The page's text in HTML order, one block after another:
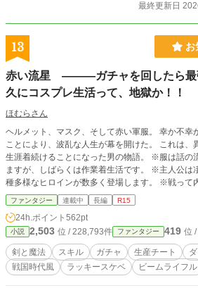
最終更新日
13 お
赤い流星 ―――ガチャを回したら最
久にコスプレ生活って、地獄か！！
ほむらさん
ヘルメット、マスク、そして赤い軍服。 幸か不幸か、偶然この服を手に入れた
ことにより、波乱な人生が幕を開けた。 これは、異世界で赤い流星の衣装を一
生涯着続けることになった男の物語。 ※服は話の流れで比較的序盤に手に入れ
ますが、しばらくは作業着生活です。 ※主人公
種多様なヒロインが数多く登場します。 ※戦って
スケベしてと、バラエティー豊かな作品です。 ☆祝・200万文字達成！皆様に心
よりの感謝を！ 小説家になろう、カクヨム、ノベルアップ＋にも投稿していま
す。
ファンタジー 連載中 長編 R15
24h.ポイント 562pt
小説 2,503 位 / 228,793件 ファンタジー 419 位
剣と魔法 スキル ガチャ 生産チート
戦国時代風
ラッキースケベ ビームライフル